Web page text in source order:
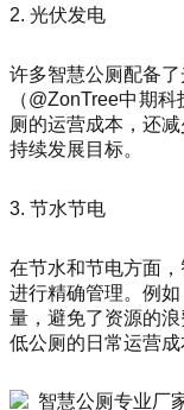
2. 光伏发电
许多智慧公厕配备
（@ZonTree中期
厕的运营成本，还
持续发展目标。
3. 节水节电
在节水和节电方面
进行精确管理。例
量，避免了资源的
低公厕的日常运营成